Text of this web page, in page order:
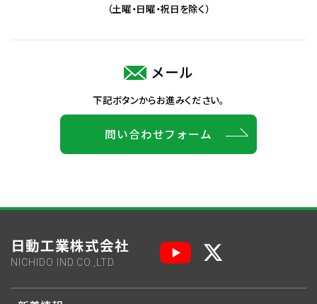
（土曜・日曜・祝日を除く）
メール
下記ボタンからお進みください。
問い合わせフォーム
日動工業株式会社
NICHIDO IND.CO.,LTD.